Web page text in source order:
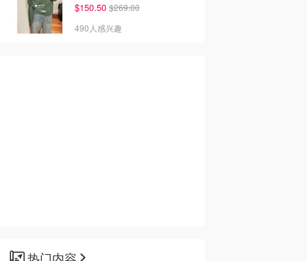
$150.50 $269.00
490人感兴趣